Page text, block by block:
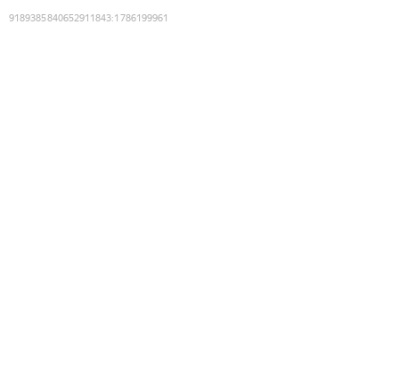
9189385840652911843:1786199961